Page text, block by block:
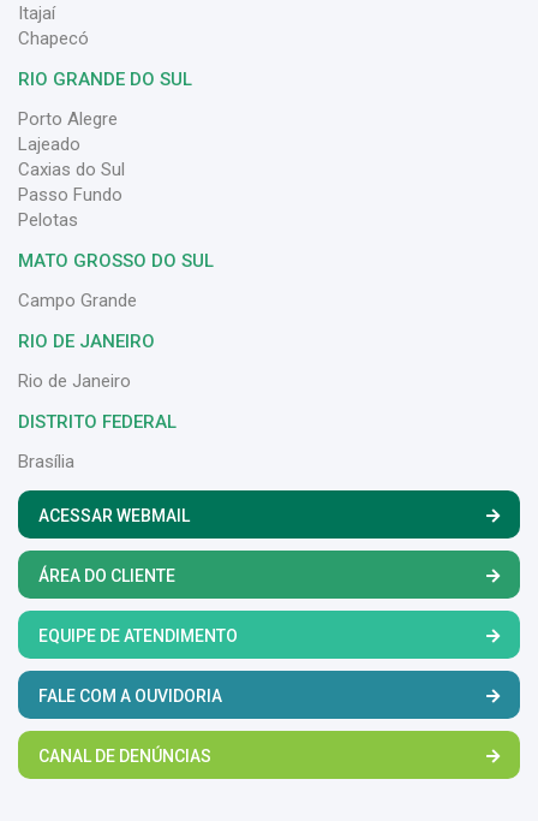
Itajaí
Chapecó
RIO GRANDE DO SUL
Porto Alegre
Lajeado
Caxias do Sul
Passo Fundo
Pelotas
MATO GROSSO DO SUL
Campo Grande
RIO DE JANEIRO
Rio de Janeiro
DISTRITO FEDERAL
Brasília
ACESSAR WEBMAIL
ÁREA DO CLIENTE
EQUIPE DE ATENDIMENTO
FALE COM A OUVIDORIA
CANAL DE DENÚNCIAS